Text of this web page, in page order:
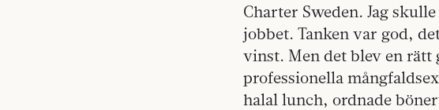
Charter Sweden. Jag
jobbet. Tanken var god,
vinst. Men det blev en
professionella
halal lunch, ordnade